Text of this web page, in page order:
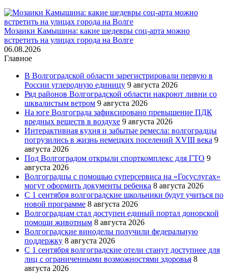
Мозаики Камышина: какие шедевры соц-арта можно
встретить на улицах города на Волге
06.08.2026
Главное
В Волгоградской области зарегистрировали первую в
России углеродную единицу 9 августа 2026
Ряд районов Волгоградской области накроют ливни со
шквалистым ветром 9 августа 2026
На юге Волгограда зафиксировано превышение ПДК
вредных веществ в воздухе 9 августа 2026
Интерактивная кухня и забытые ремесла: волгоградцы
погрузились в жизнь немецких поселений XVIII века 9
августа 2026
Под Волгоградом открыли спорткомплекс для ГТО 9
августа 2026
Волгоградцы с помощью суперсервиса на «Госуслугах»
могут оформить документы ребенка 8 августа 2026
С 1 сентября волгоградские школьники будут учиться по
новой программе 8 августа 2026
Волгоградцам стал доступен единый портал донорской
помощи животным 8 августа 2026
Волгоградские виноделы получили федеральную
поддержку 8 августа 2026
С 1 сентября волгоградские отели станут доступнее для
лиц с ограниченными возможностями здоровья 8
августа 2026